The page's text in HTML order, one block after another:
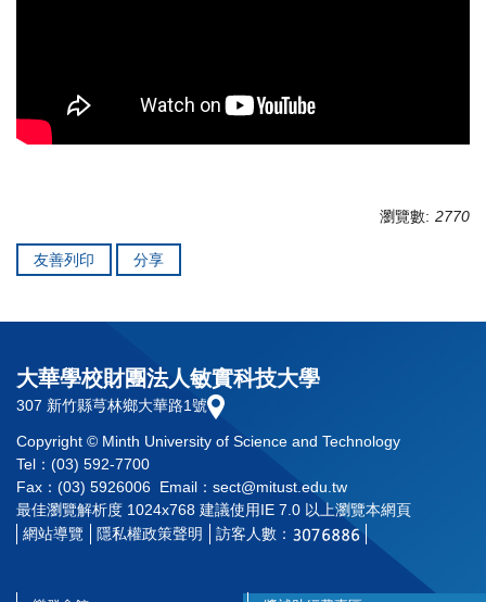
瀏覽數: 2770
友善列印 分享
大華學校財團法人敏實科技大學
307 新竹縣芎林鄉大華路1號
Copyright © Minth University of Science and Technology
Tel：(03) 592-7700
Fax：(03) 5926006 Email：sect@mitust.edu.tw
最佳瀏覽解析度 1024x768 建議使用IE 7.0 以上瀏覽本網頁
網站導覽
隱私權政策聲明 訪客人數：